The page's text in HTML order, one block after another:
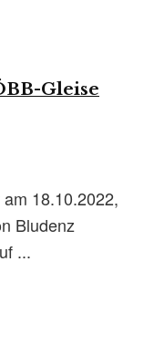
Gleise
18.10.2022,
Bludenz
...